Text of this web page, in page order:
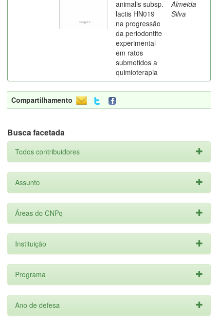
animalis subsp.
lactis HN019
na progressão
da periodontite
experimental
em ratos
submetidos a
quimioterapia
Almeida
Silva
Compartilhamento
Busca facetada
Todos contribuidores
Assunto
Áreas do CNPq
Instituição
Programa
Ano de defesa